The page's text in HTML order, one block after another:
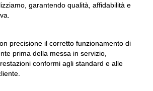
garantendo qualità, affidabilità e
precisione il corretto funzionamento di
prima della messa in servizio,
conformi agli standard e alle